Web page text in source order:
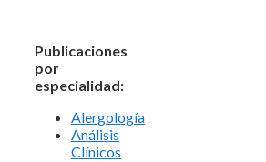
Publicaciones
por
especialidad:
Alergología
Análisis
Clínicos